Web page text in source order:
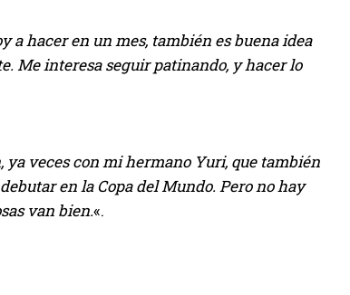
a hacer en un mes, también es buena idea
Me interesa seguir patinando, y hacer lo
ya veces con mi hermano Yuri, que también
en la Copa del Mundo. Pero no hay
van bien.«.